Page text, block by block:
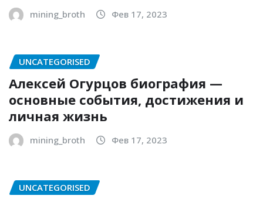
mining_broth Фев 17, 2023
UNCATEGORISED
Алексей Огурцов биография —
основные события, достижения и
личная жизнь
mining_broth Фев 17, 2023
UNCATEGORISED